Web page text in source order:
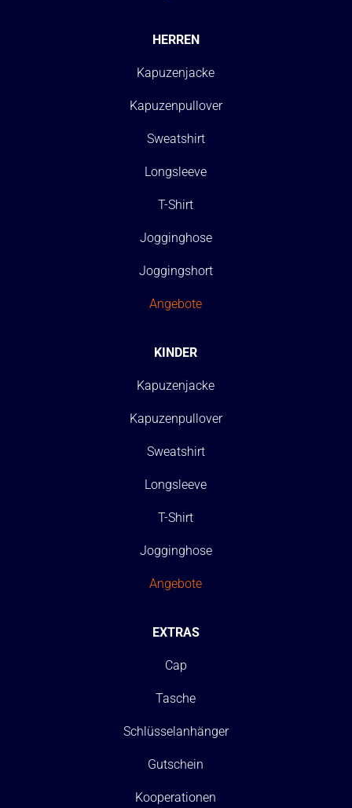
HERREN
Kapuzenjacke
Kapuzenpullover
Sweatshirt
Longsleeve
T-Shirt
Jogginghose
Joggingshort
Angebote
KINDER
Kapuzenjacke
Kapuzenpullover
Sweatshirt
Longsleeve
T-Shirt
Jogginghose
Angebote
EXTRAS
Cap
Tasche
Schlüsselanhänger
Gutschein
Kooperationen